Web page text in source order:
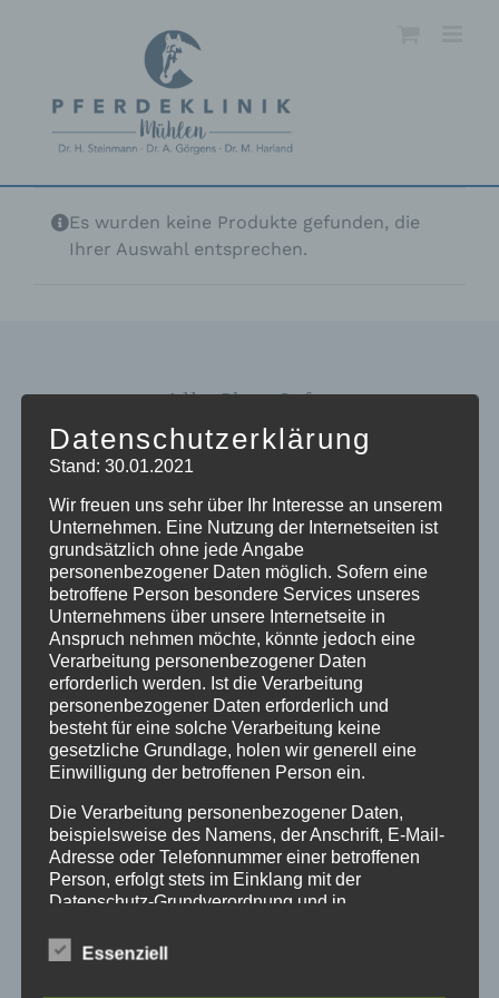
Es wurden keine Produkte gefunden, die
Ihrer Auswahl entsprechen.
Alle Shop Infos
Versand & Lieferung
Widerruf
Widerruf erklären
AGB
Impressum
Datenschutzerklärung
So finden Sie uns
Pferdeklinik Mühlen GmbH
Münsterlandstraße 42
49439 Mühlen
Tel 05492 1394
Fax 05492 2485
Datenschutzerklärung
Stand: 30.01.2021
Wir freuen uns sehr über Ihr Interesse an unserem
Unternehmen. Eine Nutzung der Internetseiten ist
grundsätzlich ohne jede Angabe
personenbezogener Daten möglich. Sofern eine
betroffene Person besondere Services unseres
Unternehmens über unsere Internetseite in
Anspruch nehmen möchte, könnte jedoch eine
Verarbeitung personenbezogener Daten
erforderlich werden. Ist die Verarbeitung
personenbezogener Daten erforderlich und
besteht für eine solche Verarbeitung keine
gesetzliche Grundlage, holen wir generell eine
Einwilligung der betroffenen Person ein.
Die Verarbeitung personenbezogener Daten,
beispielsweise des Namens, der Anschrift, E-Mail-
Adresse oder Telefonnummer einer betroffenen
Person, erfolgt stets im Einklang mit der
Datenschutz-Grundverordnung und in
landesspezifischen Datenschutzbestimmungen.
Mittels dieser Datenschutzerklärung möchte unser
Essenziell